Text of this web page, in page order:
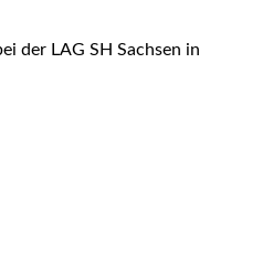
der LAG SH Sachsen in